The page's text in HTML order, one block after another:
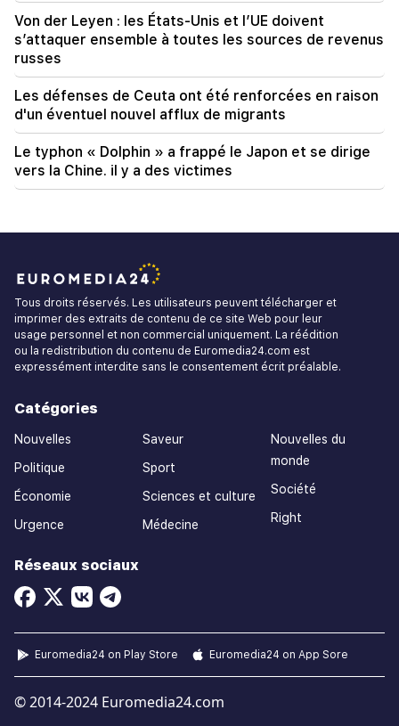
Von der Leyen : les États-Unis et l’UE doivent
s’attaquer ensemble à toutes les sources de revenus
russes
Les défenses de Ceuta ont été renforcées en raison
d'un éventuel nouvel afflux de migrants
Le typhon « Dolphin » a frappé le Japon et se dirige
vers la Chine. il y a des victimes
Tous droits réservés. Les utilisateurs peuvent télécharger et
imprimer des extraits de contenu de ce site Web pour leur
usage personnel et non commercial uniquement. La réédition
ou la redistribution du contenu de Euromedia24.com est
expressément interdite sans le consentement écrit préalable.
Catégories
Nouvelles
Politique
Économie
Urgence
Saveur
Sport
Sciences et culture
Médecine
Nouvelles du
monde
Société
Right
Réseaux sociaux
© 2014-2024 Euromedia24.com
Euromedia24 on Play Store Euromedia24 on App Sore